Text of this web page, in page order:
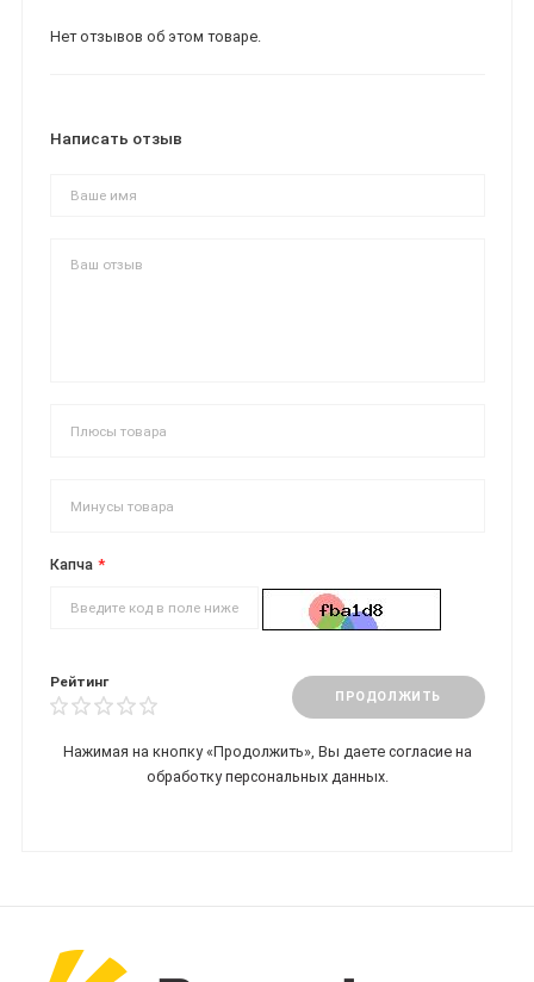
Нет отзывов об этом товаре.
Написать отзыв
Капча
Рейтинг
ПРОДОЛЖИТЬ
Нажимая на кнопку «Продолжить», Вы даете согласие на
обработку персональных данных.